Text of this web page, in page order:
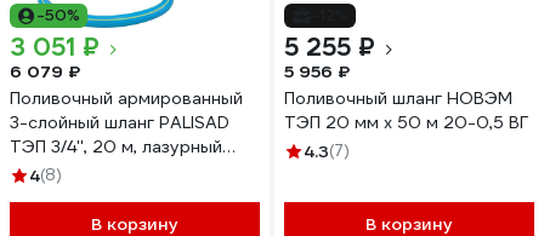
-50%
3 051 ₽
6 079 ₽
Поливочный армированный
3-слойный шланг PALISAD
ТЭП 3/4'', 20 м, лазурный
PALISAD 67108
4(8)
В корзину
5 255 ₽
5 956 ₽
Поливочный шланг НОВЭМ
ТЭП 20 мм х 50 м 20-0,5 ВГ
4.3(7)
В корзину